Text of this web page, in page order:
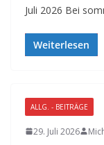
Juli 2026 Bei
Weiterlesen
ALLG. - BEITRÄGE
29. Juli 2026